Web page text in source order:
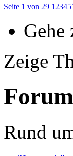
Seite 1 von 29 1 2345
Gehe
Zeige
Rund